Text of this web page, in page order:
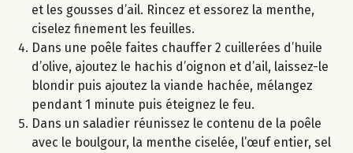
et les gousses d’ail. Rincez et essorez la menthe,
ciselez finement les feuilles.
Dans une poêle faites chauffer 2 cuillerées d’huile
d’olive, ajoutez le hachis d’oignon et d’ail, laissez-le
blondir puis ajoutez la viande hachée, mélangez
pendant 1 minute puis éteignez le feu.
Dans un saladier réunissez le contenu de la poêle
avec le boulgour, la menthe ciselée, l’œuf entier, sel